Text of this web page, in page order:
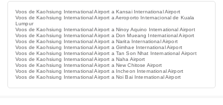
Voos de Kaohsiung International Airport a Kansai International Airport
Voos de Kaohsiung International Airport a Aeroporto Internacional de Kuala
Lumpur
Voos de Kaohsiung International Airport a Ninoy Aquino International Airport
Voos de Kaohsiung International Airport a Don Mueang International Airport
Voos de Kaohsiung International Airport a Narita International Airport
Voos de Kaohsiung International Airport a Gimhae International Airport
Voos de Kaohsiung International Airport a Tan Son Nhat International Airport
Voos de Kaohsiung International Airport a Naha Airport
Voos de Kaohsiung International Airport a New Chitose Airport
Voos de Kaohsiung International Airport a Incheon International Airport
Voos de Kaohsiung International Airport a Noi Bai International Airport